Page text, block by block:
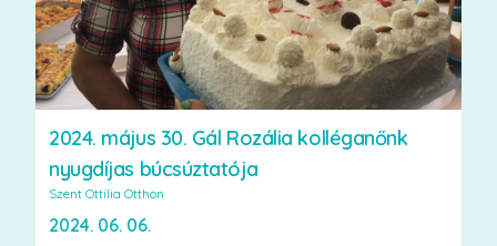
2024. május 30. Gál Rozália kolléganőnk
nyugdíjas búcsúztatója
Szent Ottilia Otthon
2024. 06. 06.